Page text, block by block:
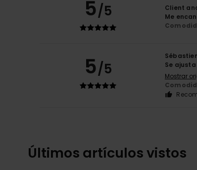
5/5 Client
Me
5/5
Se
Mostrar
Últimos artículos vistos